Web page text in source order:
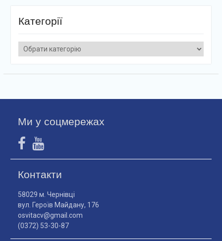
Категорії
Категорії
Ми у соцмережах
Контакти
58029 м. Чернівці
вул. Героїв Майдану, 176
osvitacv@gmail.com
(0372) 53-30-87